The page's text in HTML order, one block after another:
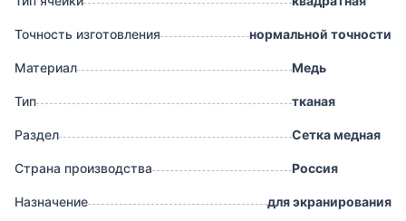
Точность изготовления нормальной точности
Материал Медь
Тип тканая
Раздел Сетка медная
Страна производства Россия
Назначение для экранирования